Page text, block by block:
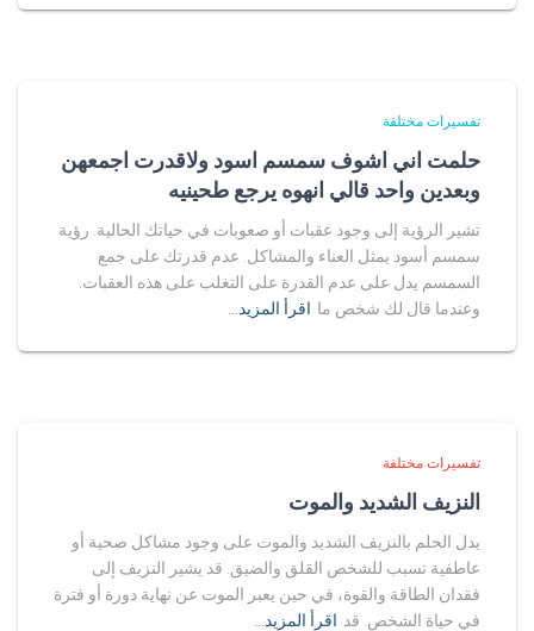
تفسيرات مختلفة
حلمت اني اشوف سمسم اسود ولاقدرت اجمعهن
وبعدين واحد قالي انهوه يرجع طحينيه
تشير الرؤية إلى وجود عقبات أو صعوبات في حياتك الحالية. رؤية
سمسم أسود يمثل العناء والمشاكل. عدم قدرتك على جمع
السمسم يدل على عدم القدرة على التغلب على هذه العقبات.
وعندما قال لك شخص ما اقرأ المزيد…
تفسيرات مختلفة
النزيف الشديد والموت
يدل الحلم بالنزيف الشديد والموت على وجود مشاكل صحية أو
عاطفية تسبب للشخص القلق والضيق. قد يشير النزيف إلى
فقدان الطاقة والقوة، في حين يعبر الموت عن نهاية دورة أو فترة
في حياة الشخص. قد اقرأ المزيد…